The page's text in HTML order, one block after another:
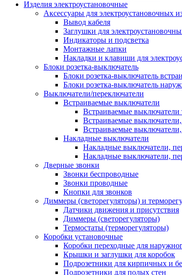
Изделия электроустановочные
Аксессуары для электроустановочных
Вывод кабеля
Заглушки для
Индикаторы и подсветка
Монтажные лапки
Накладки и клавиши для
Блоки розетка-выключатель
Блоки розетка-выключатель
Блоки розетка-выключатель
Выключатели/переключатели
Встраиваемые выключатели
Встраиваемые
Встраиваемые
Встраиваемые
Накладные выключатели
Накладные выключатели,
Накладные выключатели,
Дверные звонки
Звонки беспроводные
Звонки проводные
Кнопки для звонков
Диммеры (светорегуляторы) и
Датчики движения и присутствия
Диммеры (светорегуляторы)
Термостаты (терморегуляторы)
Коробки установочные
Коробки переходные для
Крышки и заглушки для коробок
Подрозетники для кирпичных и
Подрозетники для полых стен